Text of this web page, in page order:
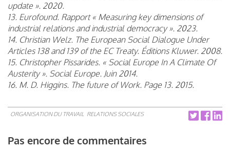
update ». 2020.
13. Eurofound. Rapport « Measuring key dimensions of
industrial relations and industrial democracy ». 2023.
14. Christian Welz. The European Social Dialogue Under
Articles 138 and 139 of the EC Treaty. Éditions Kluwer. 2008.
15. Christopher Pissarides. « Social Europe In A Climate Of
Austerity ». Social Europe. Juin 2014.
16. M. D. Higgins. The future of Work. Page 13. 2015.
ORGANISATION DU TRAVAIL RELATIONS SOCIALES
Pas encore de commentaires